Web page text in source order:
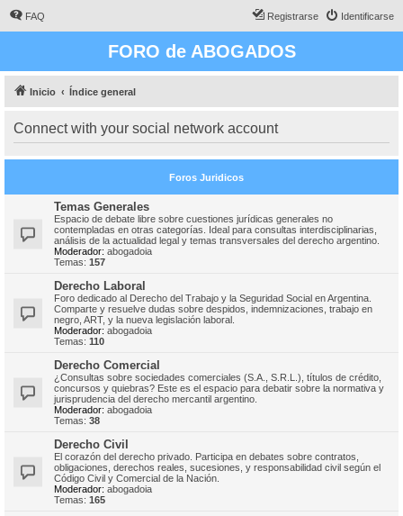
FAQ Identificarse
Registrarse
FORO de ABOGADOS
Inicio Índice general
Connect with your social network account
Foros Juridicos
Temas Generales
Espacio de debate libre sobre cuestiones jurídicas generales no
contempladas en otras categorías. Ideal para consultas interdisciplinarias,
análisis de la actualidad legal y temas transversales del derecho argentino.
Moderador: abogadoia
Temas: 157
Derecho Laboral
Foro dedicado al Derecho del Trabajo y la Seguridad Social en Argentina.
Comparte y resuelve dudas sobre despidos, indemnizaciones, trabajo en
negro, ART, y la nueva legislación laboral.
Moderador: abogadoia
Temas: 110
Derecho Comercial
¿Consultas sobre sociedades comerciales (S.A., S.R.L.), títulos de crédito,
concursos y quiebras? Este es el espacio para debatir sobre la normativa y
jurisprudencia del derecho mercantil argentino.
Moderador: abogadoia
Temas: 38
Derecho Civil
El corazón del derecho privado. Participa en debates sobre contratos,
obligaciones, derechos reales, sucesiones, y responsabilidad civil según el
Código Civil y Comercial de la Nación.
Moderador: abogadoia
Temas: 165